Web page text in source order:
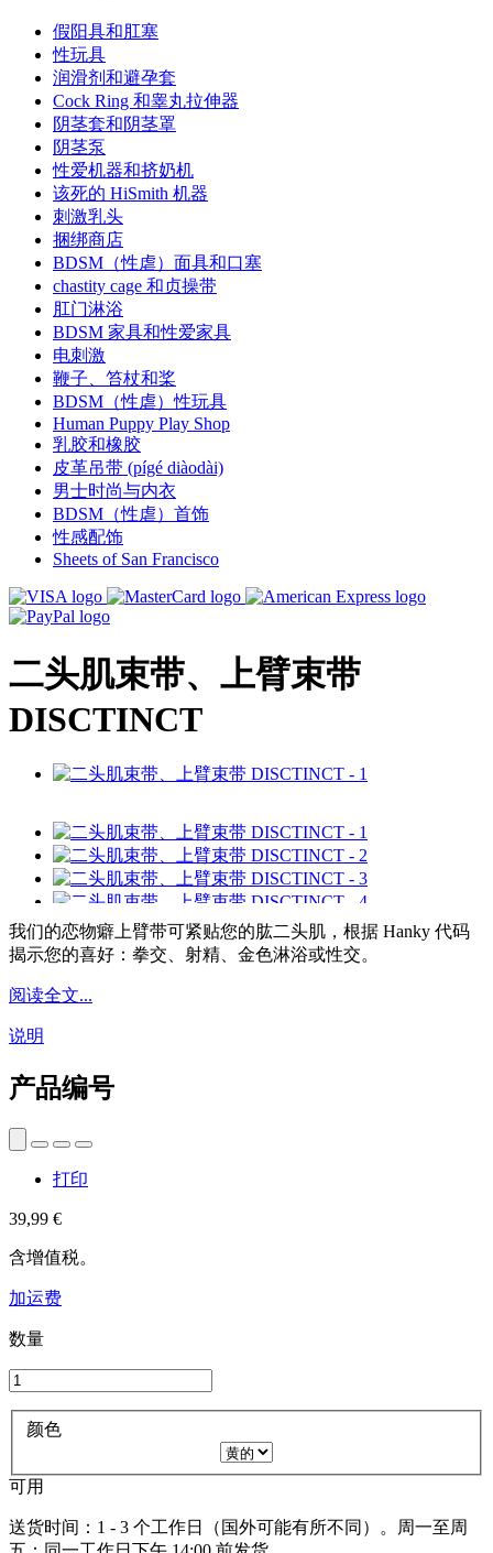
假阳具和肛塞
性玩具
润滑剂和避孕套
Cock Ring 和睾丸拉伸器
阴茎套和阴茎罩
阴茎泵
性爱机器和挤奶机
该死的 HiSmith 机器
刺激乳头
捆绑商店
BDSM（性虐）面具和口塞
chastity cage 和贞操带
肛门淋浴
BDSM 家具和性爱家具
电刺激
鞭子、笞杖和桨
BDSM（性虐）性玩具
Human Puppy Play Shop
乳胶和橡胶
皮革吊带 (pígé diàodài)
男士时尚与内衣
BDSM（性虐）首饰
性感配饰
Sheets of San Francisco
二头肌束带、上臂束带
DISCTINCT
我们的恋物癖上臂带可紧贴您的肱二头肌，根据 Hanky 代码
揭示您的喜好：拳交、射精、金色淋浴或性交。
阅读全文...
说明
产品编号
打印
39,99 €
含增值税。
加运费
数量
颜色
可用
送货时间：1 - 3 个工作日（国外可能有所不同）。周一至周